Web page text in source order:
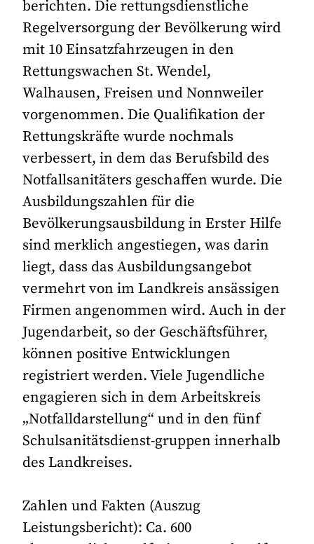
berichten. Die rettungsdienstliche
Regelversorgung der Bevölkerung wird
mit 10 Einsatzfahrzeugen in den
Rettungswachen St. Wendel,
Walhausen, Freisen und Nonnweiler
vorgenommen. Die Qualifikation der
Rettungskräfte wurde nochmals
verbessert, in dem das Berufsbild des
Notfallsanitäters geschaffen wurde. Die
Ausbildungszahlen für die
Bevölkerungsausbildung in Erster Hilfe
sind merklich angestiegen, was darin
liegt, dass das Ausbildungsangebot
vermehrt von im Landkreis ansässigen
Firmen angenommen wird. Auch in der
Jugendarbeit, so der Geschäftsführer,
können positive Entwicklungen
registriert werden. Viele Jugendliche
engagieren sich in dem Arbeitskreis
„Notfalldarstellung“ und in den fünf
Schulsanitätsdienst-gruppen innerhalb
des Landkreises.
Zahlen und Fakten (Auszug
Leistungsbericht): Ca. 600